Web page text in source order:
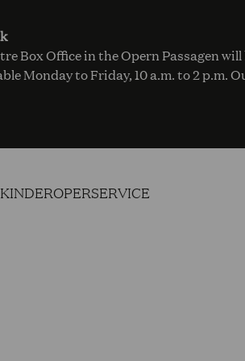
Box Office in the Opern Passagen
Monday to Friday, 10 a.m. to 2 p.m.
KINDEROPERSERVICE